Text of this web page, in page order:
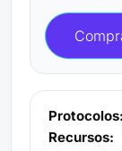
Protocolos:
Recursos: